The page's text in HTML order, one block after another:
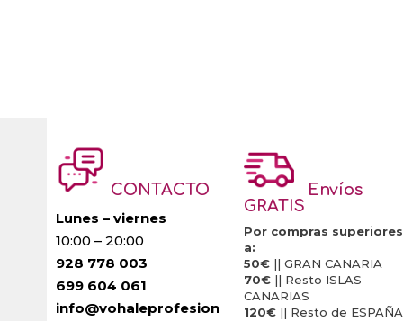
CONTACTO
Lunes – viernes
10:00 – 20:00
928 778 003
699 604 061
info@vohaleprofesion
Envíos
GRATIS
Por compras superiores
a:
50€|| GRAN CANARIA
70€|| Resto ISLAS
CANARIAS
120€|| Resto de ESPAÑA